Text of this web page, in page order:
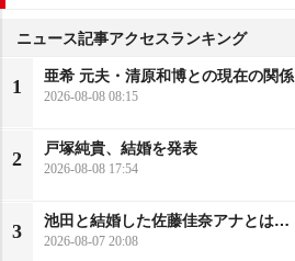
ニュース記事アクセスランキング
1
亜希 元夫・清原和博との現在の関係
2026-08-08 08:15
2
戸塚純貴、結婚を発表
2026-08-08 17:54
3
池田と結婚した佐藤佳奈アナとは…
2026-08-07 20:08